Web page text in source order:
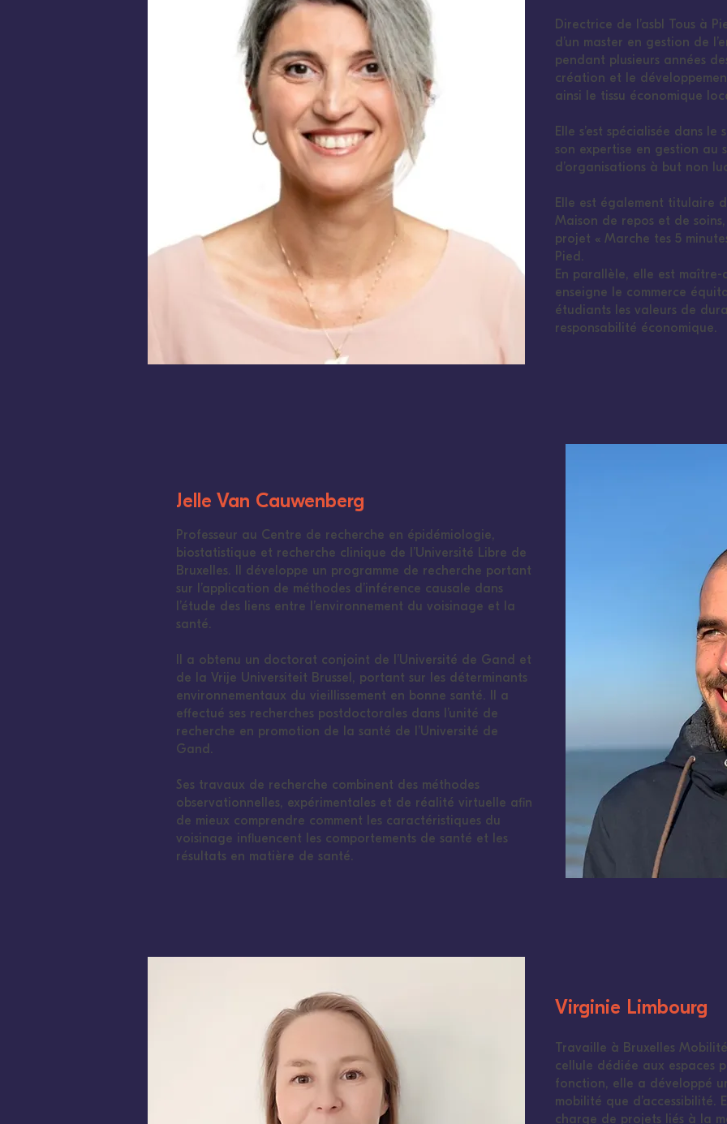
Directrice de l’asbl Tous à
d’un master en gestion de
pendant plusieurs années
création et le
ainsi le tissu économique
Elle s’est spécialisée dans
son expertise en gestion au
d’organisations à but non
Elle est également titulaire
Maison de repos et de
projet « Marche tes 5
Pied.
En parallèle, elle est
enseigne le commerce
étudiants les valeurs de
responsabilité économique.
Professeur au Centre de recherche en épidémiologie,
biostatistique et recherche clinique de l’Université Libre de
Bruxelles. Il développe un programme de recherche portant
sur l’application de méthodes d’inférence causale dans
l’étude des liens entre l’environnement du voisinage et la
santé.
Il a obtenu un doctorat conjoint de l’Université de Gand et
de la Vrije Universiteit Brussel, portant sur les déterminants
environnementaux du vieillissement en bonne santé. Il a
effectué ses recherches postdoctorales dans l’unité de
recherche en promotion de la santé de l’Université de
Gand.
Ses travaux de recherche combinent des méthodes
observationnelles, expérimentales et de réalité virtuelle afin
de mieux comprendre comment les caractéristiques du
voisinage influencent les comportements de santé et les
résultats en matière de santé.
Jelle Van Cauwenberg
Travaille à Bruxelles
cellule dédiée aux espaces
fonction, elle a développé
mobilité que d’accessibilité.
charge de projets liés à la
Virginie Limbourg